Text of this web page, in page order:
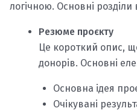
логічною. Основні
Резюме проєкту
Це короткий опис,
донорів. Основні
Основна ідея
Очікувані